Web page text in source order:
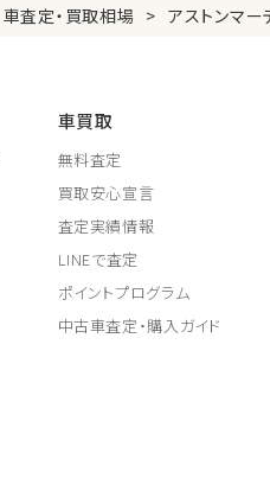
車査定・買取相場 アストンマー
車買取
無料査定
買取安心宣言
査定実績情報
LINEで査定
ポイントプログラム
中古車査定・購入ガイド